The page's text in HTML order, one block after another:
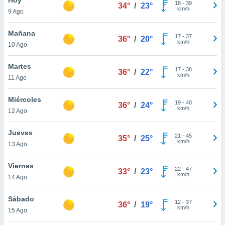
y
en
más
de
9 Ago
34° / 23° 18- 39
km/h
Mañana
10 Ago
36° / 20° 17- 37
km/h
Martes
11 Ago
36° / 22° 17- 38
km/h
Miércoles
12 Ago
36° / 24° 19- 40
km/h
Jueves
13 Ago
35° / 25° 21 - 45
km/h
Viernes
14 Ago
33° / 23° 22- 47
km/h
Sábado
15 Ago
36° / 19° 12- 37
km/h